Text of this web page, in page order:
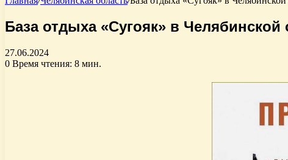
База отдыха «Сугояк» в
27.06.2024
0 Время чтения: 8 мин.